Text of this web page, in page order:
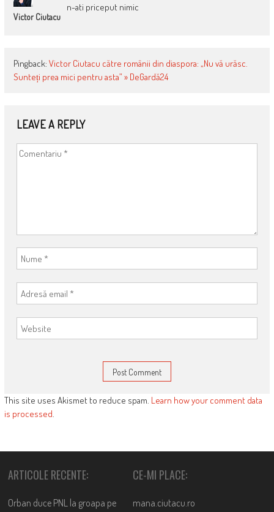
Victor Ciutacu
n-ati priceput nimic
Pingback: Victor Ciutacu către românii din diaspora: „Nu vă urăsc.
Sunteți prea mici pentru asta” » DeGardă24
LEAVE A REPLY
This site uses Akismet to reduce spam. Learn how your comment data
is processed.
ARTICOLE RECENTE:
Orban duce PNL la groapa pe
CE-MI PLACE:
mana.ciutacu.ro